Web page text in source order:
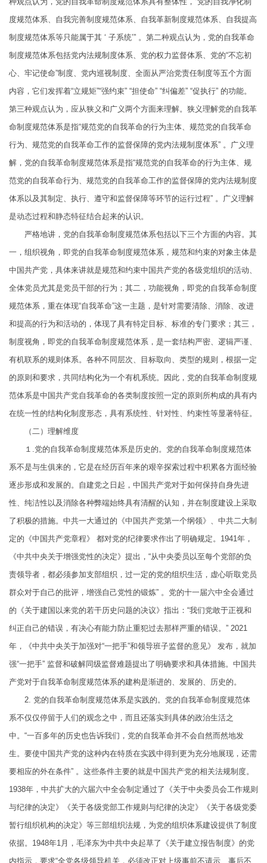
度规范体系、自我完善制度规范体系、自我革新制度规范体系、自我提高
制度规范体系等只能属于其 ‘ 子系统’” 。第二种观点认为，党的自我革命
制度规范体系包括党内法规制度体系、党的权力监督体系、党的“不忘初
心、牢记使命”制度、党内巡视制度、全面从严治党责任制度等五个方面
内容，它们发挥着“立规矩”“强约束” “担使命” “纠偏差” “促执行” 的功能。
第三种观点认为，应从狭义和广义两个方面来理解。狭义理解党的自我革
命制度规范体系是指“规范党的自我革命的行为主体、规范党的自我革命
行为、规范党的自我革命工作的监督保障的党内法规制度体系” 。广义理
解，党的自我革命制度规范体系是指“规范党的自我革命的行为主体、规
范党的自我革命行为、规范党的自我革命工作的监督保障的党内法规制度
体系以及其制定、执行、遵守和监督保障等环节的运行过程” 。广义理解
是动态过程和静态特征结合起来的认识。
严格地讲，党的自我革命制度规范体系包括以下三个方面的内容。其
一，组织视角，即党的自我革命制度规范体系，规范和约束的对象主体是
中国共产党，具体来讲就是规范和约束中国共产党的各级党组织的活动、
全体党员尤其是党员干部的行为；其二，功能视角，即党的自我革命制度
规范体系，重在体现“自我革命”这一主题，是针对需要清除、消除、改进
和提高的行为和活动的，体现了具有特定目标、标准的专门要求；其三，
制度视角，即党的自我革命制度规范体系，是一套结构严密、逻辑严谨、
有机联系的规则体系。各种不同层次、目标取向、类型的规则，根据一定
的原则和要求，共同结构化为一个有机系统。因此，党的自我革命制度规
范体系是中国共产党自我革命的各类制度按照一定的原则所构成的具有内
在统一性的结构化制度形态，具有系统性、针对性、约束性等显著特征。
（二）理解维度
１.党的自我革命制度规范体系是历史的。党的自我革命制度规范体
系不是与生俱来的，它是在经历百年来的艰辛探索过程中积累各方面经验
逐步形成和发展的。自建党之日起，中国共产党对于如何保持自身先进
性、纯洁性以及消除各种弊端始终具有清醒的认知，并在制度建设上采取
了积极的措施。中共一大通过的《中国共产党第一个纲领》、中共二大制
定的《中国共产党章程》 都对党的纪律要求作出了明确规定。1941年，
《中共中央关于增强党性的决定》提出，“从中央委员以至每个党部的负
责领导者，都必须参加支部组织，过一定的党的组织生活，虚心听取党员
群众对于自己的批评，增强自己党性的锻炼” 。党的十一届六中全会通过
的《关于建国以来党的若干历史问题的决议》指出：“我们党敢于正视和
纠正自己的错误，有决心有能力防止重犯过去那样严重的错误。” 2021
年，《中共中央关于加强对“一把手”和领导班子监督的意见》 发布，就加
强“一把手” 监督和破解同级监督难题提出了明确要求和具体措施。中国共
产党对于自我革命制度规范体系的建构是渐进的、发展的、历史的。
2. 党的自我革命制度规范体系是实践的。党的自我革命制度规范体
系不仅仅停留于人们的观念之中，而且还落实到具体的政治生活之
中。“一百多年的历史也告诉我们，党的自我革命并不会自然而然地发
生。要使中国共产党的这种内在特质在实践中得到更为充分地展现，还需
要相应的外在条件” 。这些条件主要的就是中国共产党的相关法规制度。
1938年，中共扩大的六届六中全会制定通过了《关于中央委员会工作规则
与纪律的决定》《关于各级党部工作规则与纪律的决定》《关于各级党委
暂行组织机构的决定》等三部组织法规，为党的组织体系建设提供了制度
依据。1948年1月，毛泽东为中共中央起草了《关于建立报告制度》的党
内指示，要求“全党各级领导机关，必须改正对上级事前不请示、事后不